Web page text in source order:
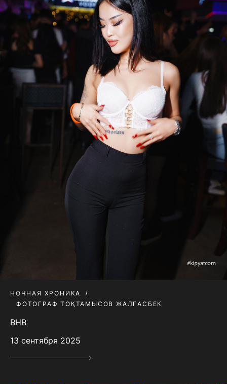
НОЧНАЯ ХРОНИКА
ФОТОГРАФ ТОҚТАМЫСОВ ЖАЛҒАСБЕК
BHB
13 сентября 2025